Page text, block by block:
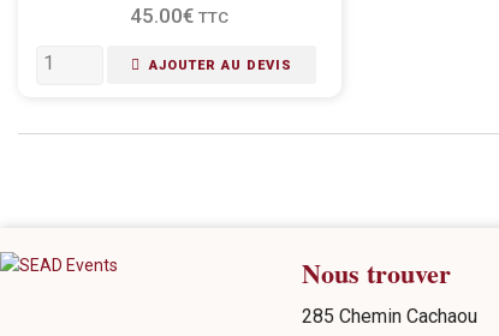
45.00€ TTC
AJOUTER AU DEVIS
Nous trouver
285 Chemin Cachaou